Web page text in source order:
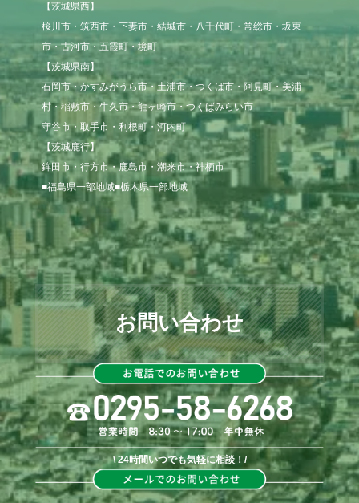
【茨城県西】
桜川市・筑西市・下妻市・結城市・八千代町・常総市・坂東
市・古河市・五霞町・境町
【茨城県南】
石岡市・かすみがうら市・土浦市・つくば市・阿見町・美浦
村・稲敷市・牛久市・龍ヶ崎市・つくばみらい市
守谷市・取手市・利根町・河内町
【茨城鹿行】
鉾田市・行方市・鹿島市・潮来市・神栖市
■福島県一部地域■栃木県一部地域
お問い合わせ
\ 24時間いつでも気軽に相談！/